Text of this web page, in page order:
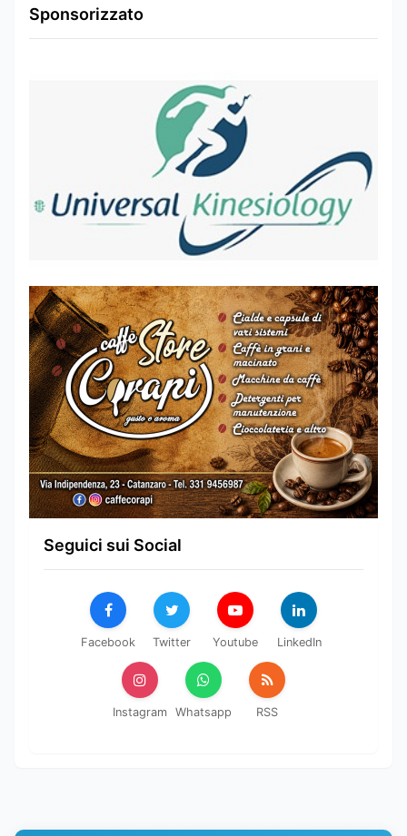
Sponsorizzato
Seguici sui Social
Facebook Twitter Youtube LinkedIn
Instagram Whatsapp RSS